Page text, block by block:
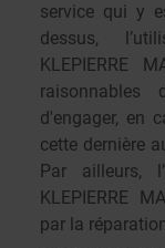
service qui y
dessus,
KLEPIERRE
d'engager, en
cette dernière
Par ailleurs,
KLEPIERRE
par la